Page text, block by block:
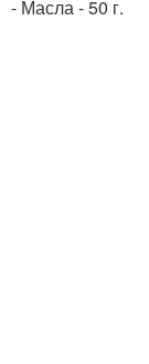
- Масла - 50 г.